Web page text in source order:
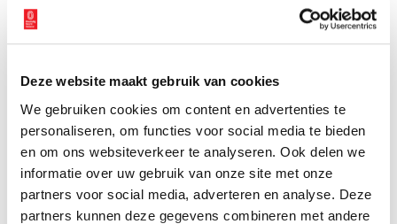
Deze website maakt gebruik van cookies
We gebruiken cookies om content en advertenties te
personaliseren, om functies voor social media te bieden
en om ons websiteverkeer te analyseren. Ook delen we
informatie over uw gebruik van onze site met onze
partners voor social media, adverteren en analyse. Deze
partners kunnen deze gegevens combineren met andere
Het begon meer dan vijftig jaar geleden met één moederpoes
en haar kittens. In 1966 vond Henriëtte van Weelde de poezen
naast een boom tegenover haar woning aan de Herengracht.
Ze besloot de beestjes een thuis te geven en al gauw volgden
er meer. Haar eerste opvangsinspanningen zijn ondertussen
uitgegroeid tot dierenasiel De Poezenboot, een begrip in
Amsterdam.